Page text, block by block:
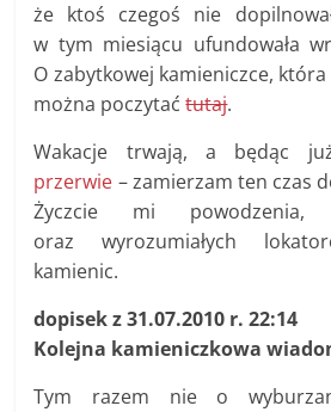
że ktoś czegoś nie
w tym miesiącu ufundowała
O zabytkowej kamieniczce,
można poczytaćtutaj.
Wakacje trwają, a będąc
przerwie – zamierzam ten czas
Życzcie mi powodzenia,
oraz wyrozumiałych
kamienic.
dopisek z 31.07.2010 r. 22:14
Kolejna kamieniczkowa
Tym razem nie o